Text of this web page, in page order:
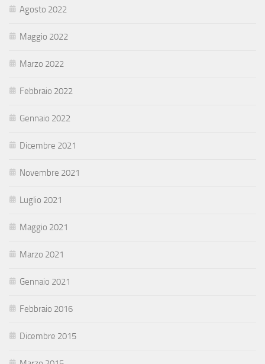
Agosto 2022
Maggio 2022
Marzo 2022
Febbraio 2022
Gennaio 2022
Dicembre 2021
Novembre 2021
Luglio 2021
Maggio 2021
Marzo 2021
Gennaio 2021
Febbraio 2016
Dicembre 2015